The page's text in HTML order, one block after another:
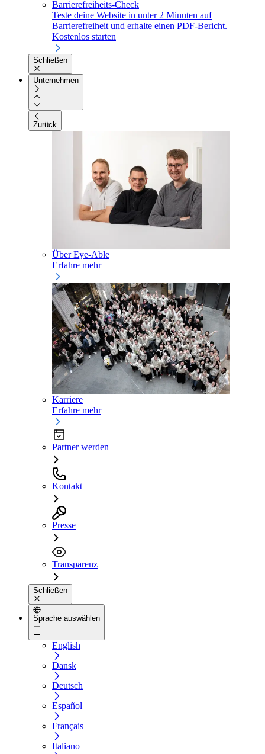
Barrierefreiheits-Check
Teste deine Website in unter 2 Minuten auf
Barrierefreiheit und erhalte einen PDF-Bericht.
Kostenlos starten
Schließen
Unternehmen
Zurück
Über Eye-Able
Erfahre mehr
Karriere
Erfahre mehr
Partner werden
Kontakt
Presse
Transparenz
Schließen
Sprache auswählen
English
Dansk
Deutsch
Español
Français
Italiano